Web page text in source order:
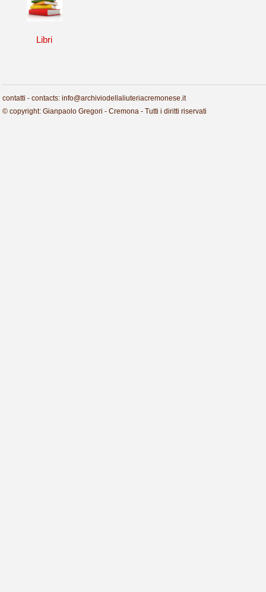
Libri
contatti - contacts: info@archiviodellaliuteriacremonese.it
© copyright: Gianpaolo Gregori - Cremona - Tutti i diritti riservati